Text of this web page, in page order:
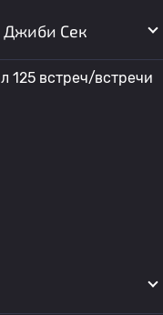
Джиби Сек
125 встреч/встречи